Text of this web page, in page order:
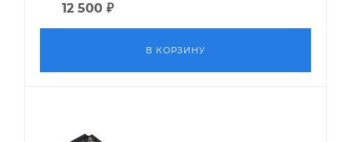
12 500 ₽
В КОРЗИНУ